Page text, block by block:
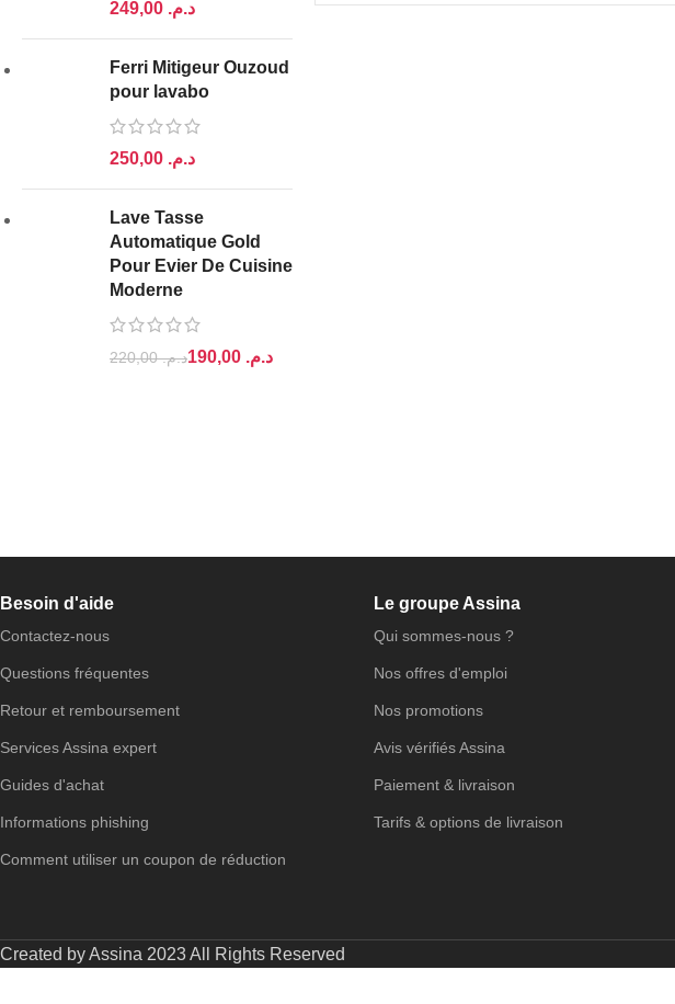
د.م.
Ferri Mitigeur Ouzoud
pour lavabo
د.م.
Lave Tasse
Automatique Gold
Pour Evier De Cuisine
Moderne
د.م.220,00 د.م.
Besoin d'aide
Contactez-nous
Questions fréquentes
Retour et remboursement
Services Assina expert
Guides d'achat
Informations phishing
Comment utiliser un coupon de réduction
Le groupe Assina
Qui sommes-nous ?
Nos offres d'emploi
Nos promotions
Avis vérifiés Assina
Paiement & livraison
Tarifs & options de livraison
Created by Assina 2023 All Rights Reserved